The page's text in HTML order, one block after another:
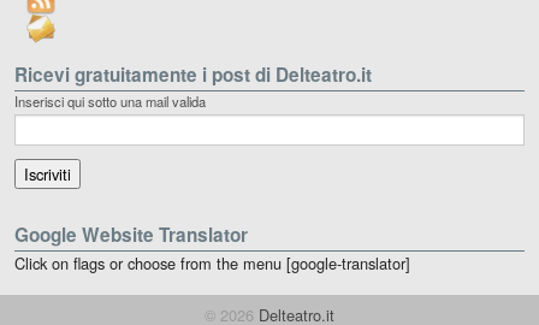
Ricevi gratuitamente i post di Delteatro.it
Inserisci qui sotto una mail valida
Google Website Translator
Click on flags or choose from the menu [google-translator]
© 2026 Delteatro.it